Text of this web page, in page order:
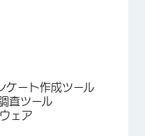
ケート作成ツール
査ツール
ェア